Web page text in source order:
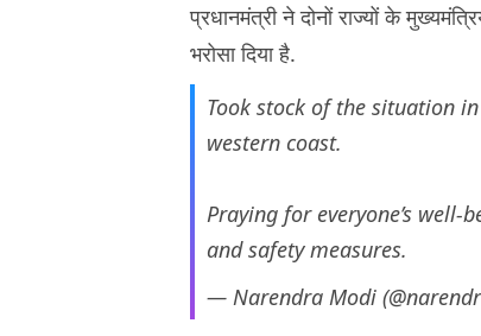
प्रधानमंत्री ने दोनों राज्यों के
भरोसा दिया है.
Took stock of the situation
western coast.
Praying for everyone’s
and safety measures.
— Narendra Modi